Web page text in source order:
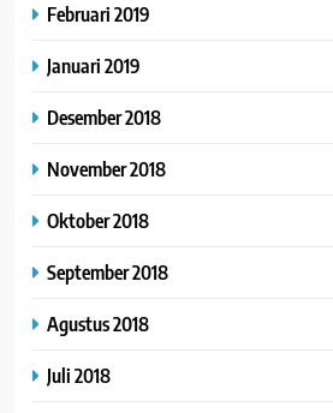
Februari 2019
Januari 2019
Desember 2018
November 2018
Oktober 2018
September 2018
Agustus 2018
Juli 2018